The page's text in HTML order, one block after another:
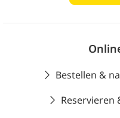
Bestellen &
Reservieren